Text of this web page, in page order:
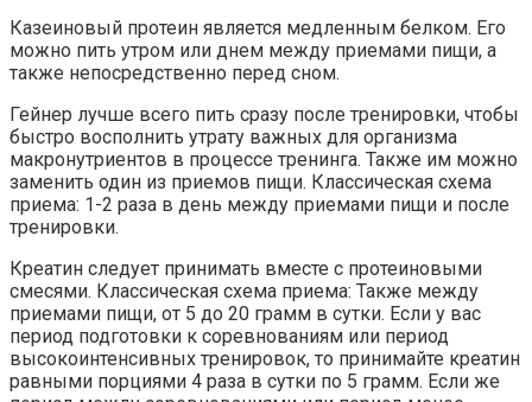
Казеиновый протеин является медленным белком. Его
можно пить утром или днем между приемами пищи, а
также непосредственно перед сном.
Гейнер лучше всего пить сразу после тренировки, чтобы
быстро восполнить утрату важных для организма
макронутриентов в процессе тренинга. Также им можно
заменить один из приемов пищи. Классическая схема
приема: 1-2 раза в день между приемами пищи и после
тренировки.
Креатин следует принимать вместе с протеиновыми
смесями. Классическая схема приема: Также между
приемами пищи, от 5 до 20 грамм в сутки. Если у вас
период подготовки к соревнованиям или период
высокоинтенсивных тренировок, то принимайте креатин
равными порциями 4 раза в сутки по 5 грамм. Если же